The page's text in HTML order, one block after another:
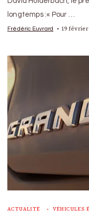
longtemps :« Pour …
Frédéric Euvrard 19 février
ACTUALITÉ VÉHICULES